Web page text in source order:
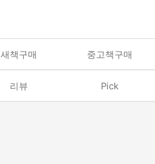
새책구매 중고책구매
리뷰 Pick